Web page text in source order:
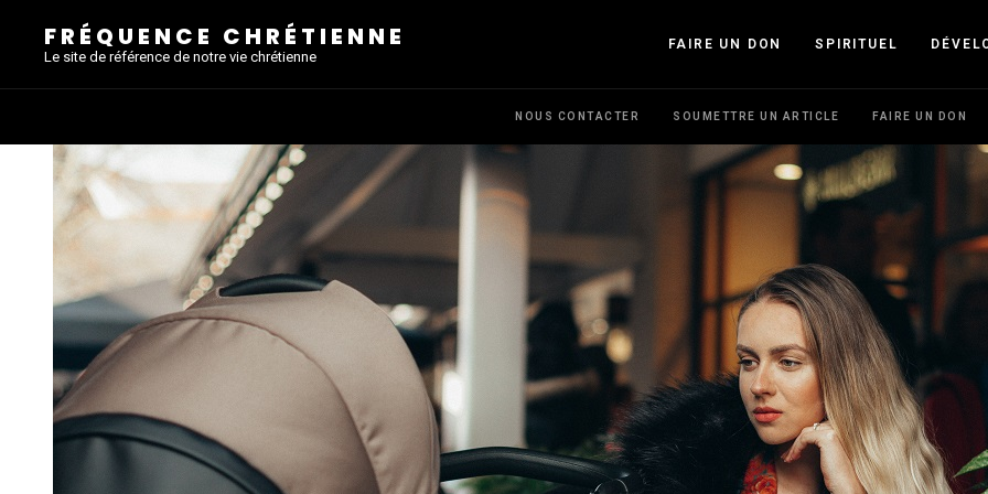
FRÉQUENCE CHRÉTIENNE
Le site de référence de notre vie chrétienne
FAIRE UN DON SPIRITUEL
NOUS CONTACTER SOUMETTRE UN ARTICLE FAIRE UN DON